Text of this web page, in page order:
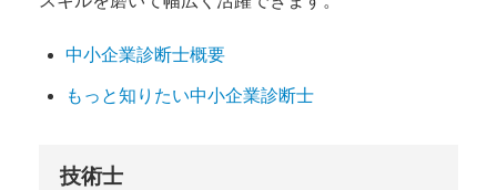
中小企業診断士概要
もっと知りたい中小企業診断士
技術士